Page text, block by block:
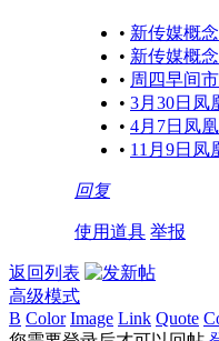
• 新传媒概
• 新传媒概
• 周四早间
• 3月30日凤
• 4月7日凤
• 11月9日凤
回复
使用道具 举报
返回列表
高级模式
B Color Image Link Quote